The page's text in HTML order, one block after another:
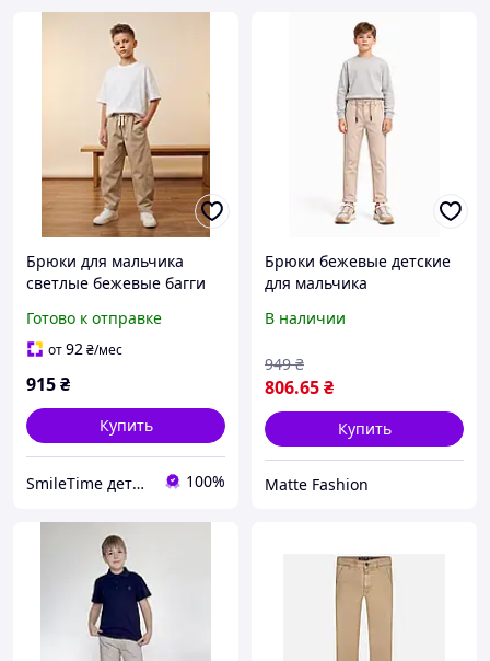
Брюки для мальчика
светлые бежевые багги
SmileTime Barrel Cotton
Готово к отправке
от92₴/мес
915₴
Купить
SmileTime детская одежда от производителя 100%
Брюки бежевые детские
для мальчика
трикотажные (4012)
В наличии
806.65₴
949 ₴
Купить
Matte Fashion